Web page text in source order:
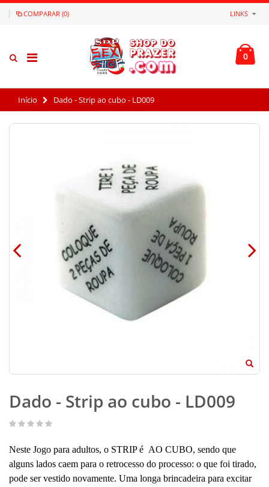
COMPARAR (0) LINKS
0
Início Dado - Strip ao cubo - LD009
Dado - Strip ao cubo - LD009
Neste Jogo para adultos, o STRIP é AO CUBO, sendo que
alguns lados caem para o retrocesso do processo: o que foi tirado,
pode ser vestido novamente. Uma longa brincadeira para excitar